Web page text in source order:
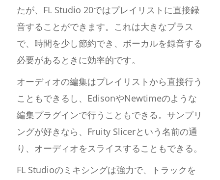
たが、FL Studio 20ではプレイリストに直接録
音することができます。これは大きなプラス
で、時間を少し節約でき、ボーカルを録音する
必要があるときに効率的です。
オーディオの編集はプレイリストから直接行う
こともできるし、EdisonやNewtimeのような
編集プラグインで行うこともできる。サンプリ
ングが好きなら、Fruity Slicerという名前の通
り、オーディオをスライスすることもできる。
FL Studioのミキシングは強力で、トラックを